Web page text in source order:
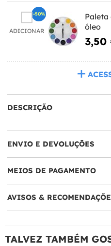
ADICIONAR
Paleta
óleo
3,50
-50%
DESCRIÇÃO
ENVIO E DEVOLUÇÕES
MEIOS DE PAGAMENTO
AVISOS &
TALVEZ TAMBÉM